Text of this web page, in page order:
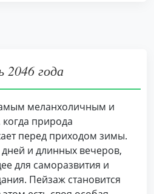
2046 года
меланхоличным и
природа
перед приходом зимы.
и длинных вечеров,
для саморазвития и
Пейзаж становится